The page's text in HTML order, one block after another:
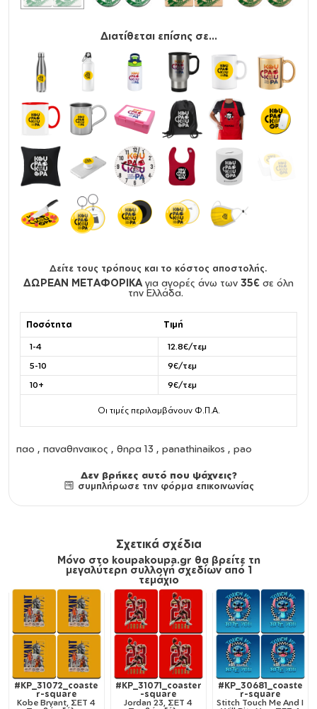
Διατίθεται επίσης σε...
Δείτε τους τρόπους και το κόστος αποστολής.
ΔΩΡΕΑΝ ΜΕΤΑΦΟΡΙΚΑ για αγορές άνω των 35€ σε όλη
την Ελλάδα.
Ποσότητα Τιμή
1-4
12.8€/τεμ
5-10
9€/τεμ
10+
9€/τεμ
Οι τιμές περιλαμβάνουν Φ.Π.Α.
παο , παναθηναικος , θηρα 13 , panathinaikos , pao
Δεν βρήκες αυτό που ψάχνεις?
συμπλήρωσε την φόρμα επικοινωνίας
Σχετικά σχέδια
Μόνο στο koupakoupa.gr θα βρείτε τη
μεγαλύτερη συλλογή σχεδίων από 1
τεμάχιο
#KP_31072_coaste
r-square
Kobe Bryant, ΣΕΤ 4
#KP_31071_coaster
-square
Jordan 23, ΣΕΤ 4
#KP_30681_coaste
r-square
Stitch Touch Me And I